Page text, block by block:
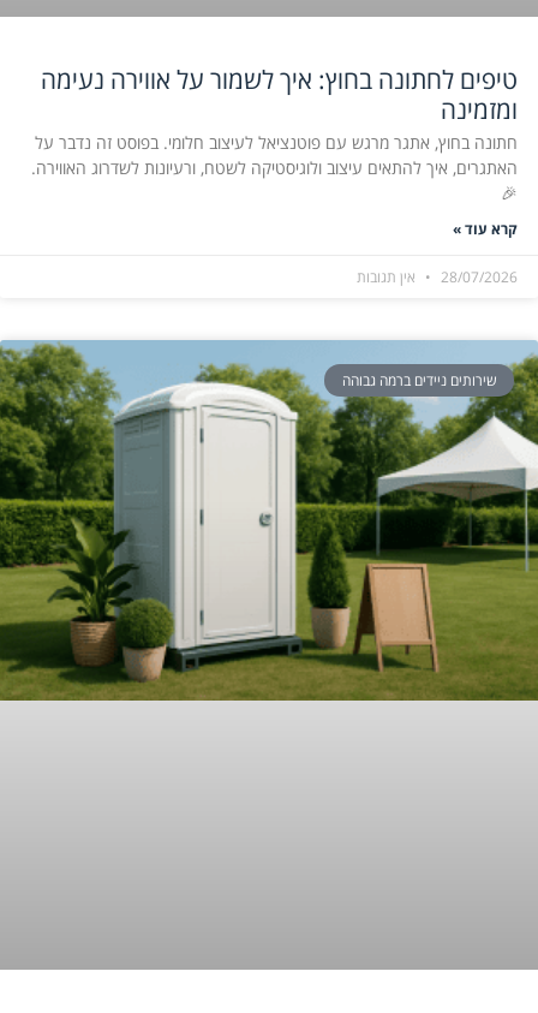
טיפים לחתונה בחוץ: איך לשמור על אווירה נעימה
ומזמינה
חתונה בחוץ, אתגר מרגש עם פוטנציאל לעיצוב חלומי. בפוסט זה נדבר על
האתגרים, איך להתאים עיצוב ולוגיסטיקה לשטח, ורעיונות לשדרוג האווירה.
🎉
קרא עוד »
28/07/2026 אין תגובות
שירותים ניידים ברמה גבוהה